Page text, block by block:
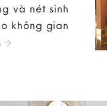
và nét sinh
không gian